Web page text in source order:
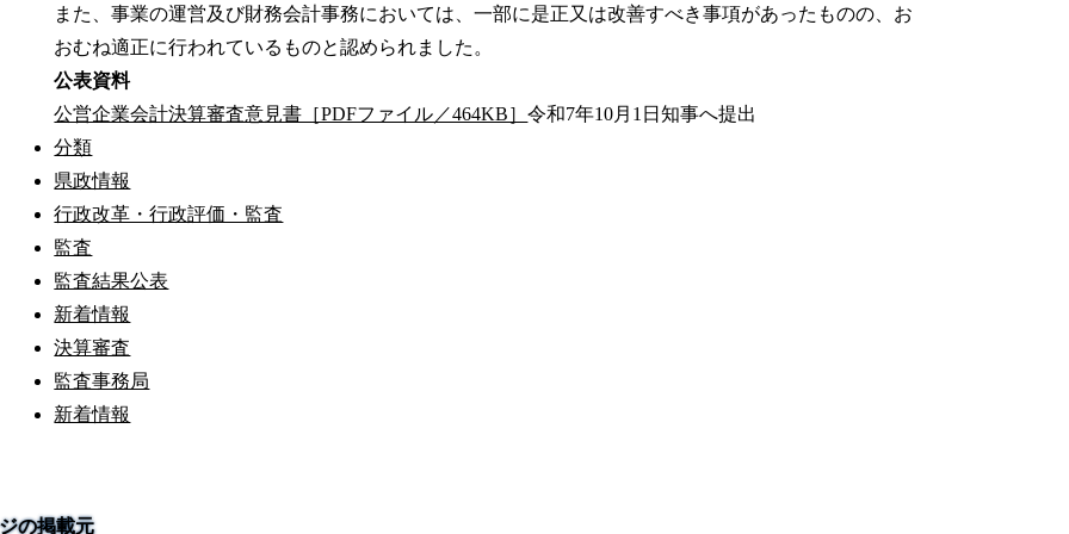
また、事業の運営及び財務会計事務においては、一部に是正又は改善すべき事項があったものの、お
おむね適正に行われているものと認められました。
公表資料
公営企業会計決算審査意見書［PDFファイル／464KB］令和7年10月1日知事へ提出
分類
県政情報
行政改革・行政評価・監査
監査
監査結果公表
新着情報
決算審査
監査事務局
新着情報
の掲載元